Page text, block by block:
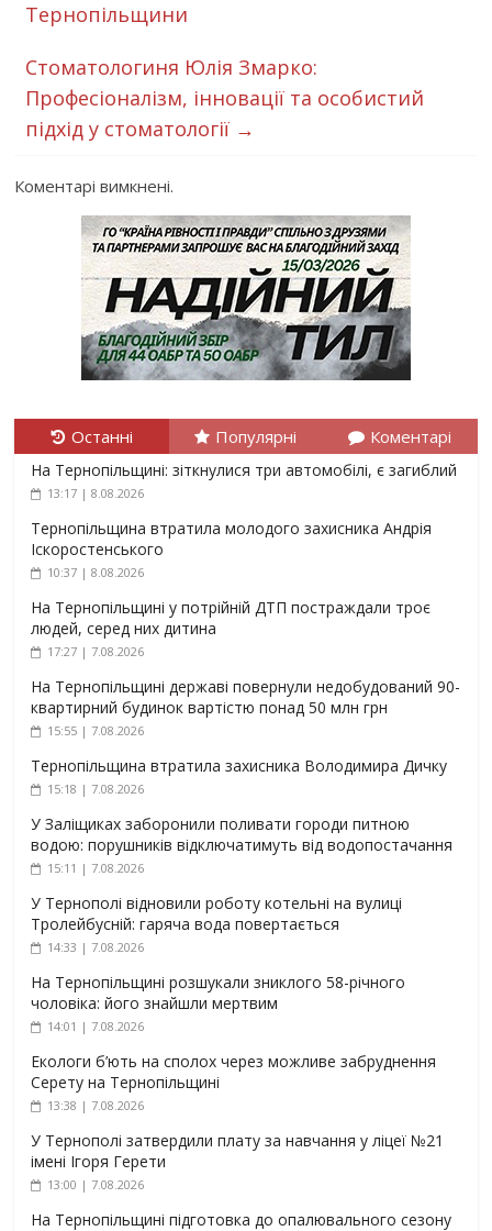
Тернопільщини
Стоматологиня Юлія Змаркo:
Професіоналізм, інновації та особистий
підхід у стоматології →
Коментарі вимкнені.
Останні Популярні Коментарі
На Тернопільщині: зіткнулися три автомобілі, є загиблий
13:17 | 8.08.2026
Тернопільщина втратила молодого захисника Андрія
Іскоростенського
10:37 | 8.08.2026
На Тернопільщині у потрійній ДТП постраждали троє
людей, серед них дитина
17:27 | 7.08.2026
На Тернопільщині державі повернули недобудований 90-
квартирний будинок вартістю понад 50 млн грн
15:55 | 7.08.2026
Тернопільщина втратила захисника Володимира Дичку
15:18 | 7.08.2026
У Заліщиках заборонили поливати городи питною
водою: порушників відключатимуть від водопостачання
15:11 | 7.08.2026
У Тернополі відновили роботу котельні на вулиці
Тролейбусній: гаряча вода повертається
14:33 | 7.08.2026
На Тернопільщині розшукали зниклого 58-річного
чоловіка: його знайшли мертвим
14:01 | 7.08.2026
Екологи б’ють на сполох через можливе забруднення
Серету на Тернопільщині
13:38 | 7.08.2026
У Тернополі затвердили плату за навчання у ліцеї №21
імені Ігоря Герети
13:00 | 7.08.2026
На Тернопільщині підготовка до опалювального сезону